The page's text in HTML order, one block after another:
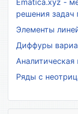
Ematica.xyz -
решения задач
Элементы
Диффуры
Аналитическая
Ряды с